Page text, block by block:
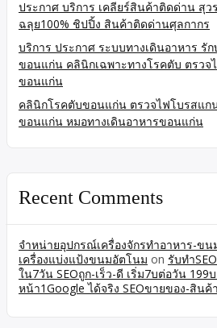
ประกาศ บริการ เคลียร์สินค้าติดด่าน สุ
ฉลุย100% ชิปปิ้ง สินค้าติดด่านศุลกากร
บริการ ประกาศ ระบบทางเดินอาหาร รั
ขอนแก่น คลินิกเฉพาะทางโรคตับ ตรวจ
ขอนแก่น
คลินิกโรคตับขอนแก่น ตรวจไฟโบรสแก
ขอนแก่น หมอทางเดินอาหารขอนแก่น
Recent Comments
จำหน่ายอุปกรณ์เครื่องจักรทำอาหาร-ขน
เครื่องแบ่งแป้งขนมอัตโนม on รับทำ
ใน7วัน SEOถูก-เร็ว-ดี เริ่ม7บต่อวัน 199
หน้า1Google ได้จริง SEOขายของ-สินค้